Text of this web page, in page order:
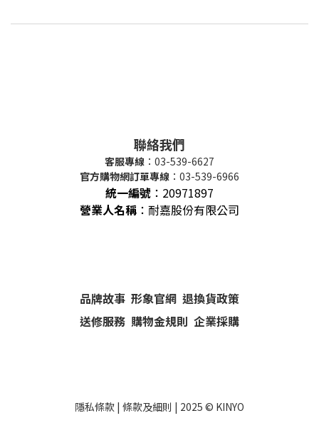
聯絡我們
客服專線 ：03-539-6627
官方購物網訂單專線 ：03-539-6966
統一編號 ： 20971897
營業人名稱 ：耐嘉股份有限公司
品牌故事 形象官網 退換貨政策
送修服務 購物金規則 企業採購
隱私條款 | 條款及細則 | 2025 © KINYO